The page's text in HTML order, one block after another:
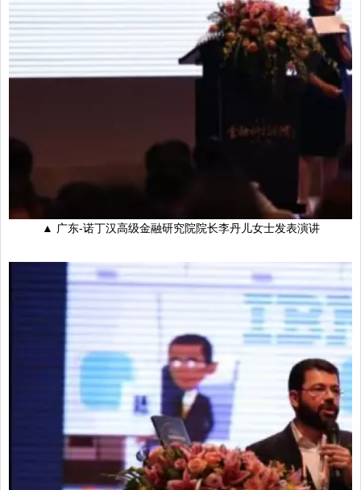
▲ 广东-诺丁汉高级金融研究院院长李丹儿女士发表演讲